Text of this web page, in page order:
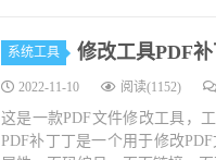
系统工具 修改工具PDF
2022-11-10 阅读(1152)
这是一款PDF文件修改工具，
PDF补丁丁是一个用于修改